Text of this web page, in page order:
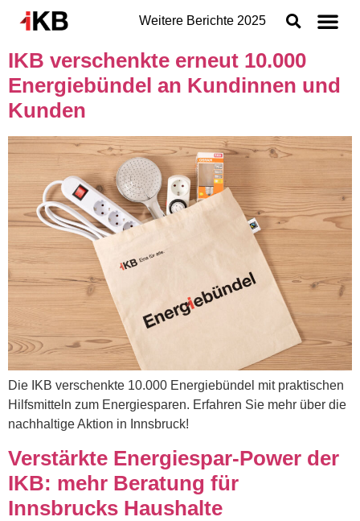
Weitere Berichte 2025
Topthemen
Geschäftsbereiche der IKB
Organisation
Jahresabschluss
Konzern
IKB verschenkte erneut 10.000
Energiebündel an Kundinnen und
Kunden
Die IKB verschenkte 10.000 Energiebündel mit praktischen
Hilfsmitteln zum Energiesparen. Erfahren Sie mehr über die
nachhaltige Aktion in Innsbruck!
Verstärkte Energiespar-Power der
IKB: mehr Beratung für
Innsbrucks Haushalte